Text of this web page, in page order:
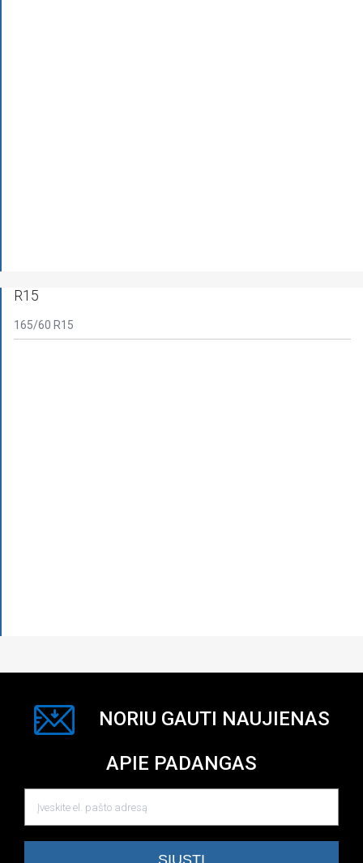
R15
165/60 R15
NORIU GAUTI NAUJIENAS
APIE PADANGAS